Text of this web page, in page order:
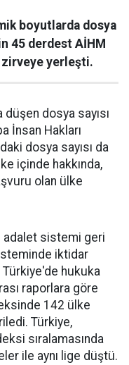
boyutlarda dosya
45 derdest AİHM
zirveye yerleşti.
düşen dosya sayısı
İnsan Hakları
dosya sayısı da
içinde hakkında,
olan ülke
adalet sistemi geri
iktidar
Türkiye'de hukuka
raporlara göre
142 ülke
Türkiye,
sıralamasında
ile aynı lige düştü.